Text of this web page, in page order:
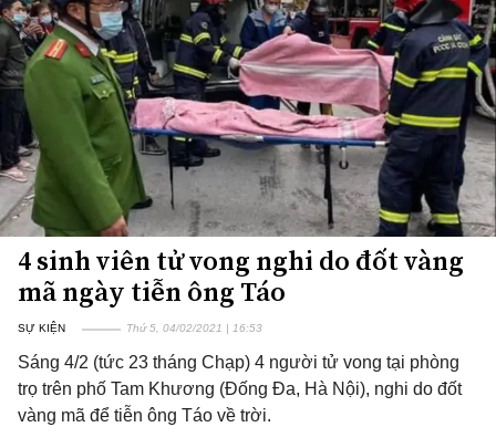
4 sinh viên tử vong nghi do đốt vàng
mã ngày tiễn ông Táo
SỰ KIỆN Thứ 5, 04/02/2021 | 16:53
Sáng 4/2 (tức 23 tháng Chạp) 4 người tử vong tại phòng
trọ trên phố Tam Khương (Đống Đa, Hà Nội), nghi do đốt
vàng mã để tiễn ông Táo về trời.